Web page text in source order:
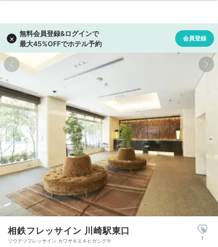
相鉄フレッサイン 川崎駅東口
ソウテツフレッサイン カワサキエキヒガシグチ 1